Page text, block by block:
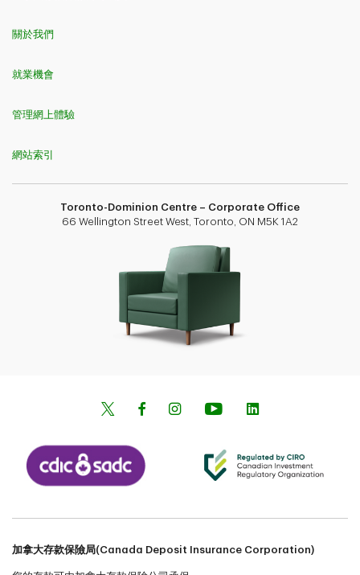
關於我們
就業機會
管理網上體驗
網站索引
Toronto-Dominion Centre – Corporate Office
66 Wellington Street West, Toronto, ON M5K 1A2
加拿大存款保險局(Canada Deposit Insurance Corporation)